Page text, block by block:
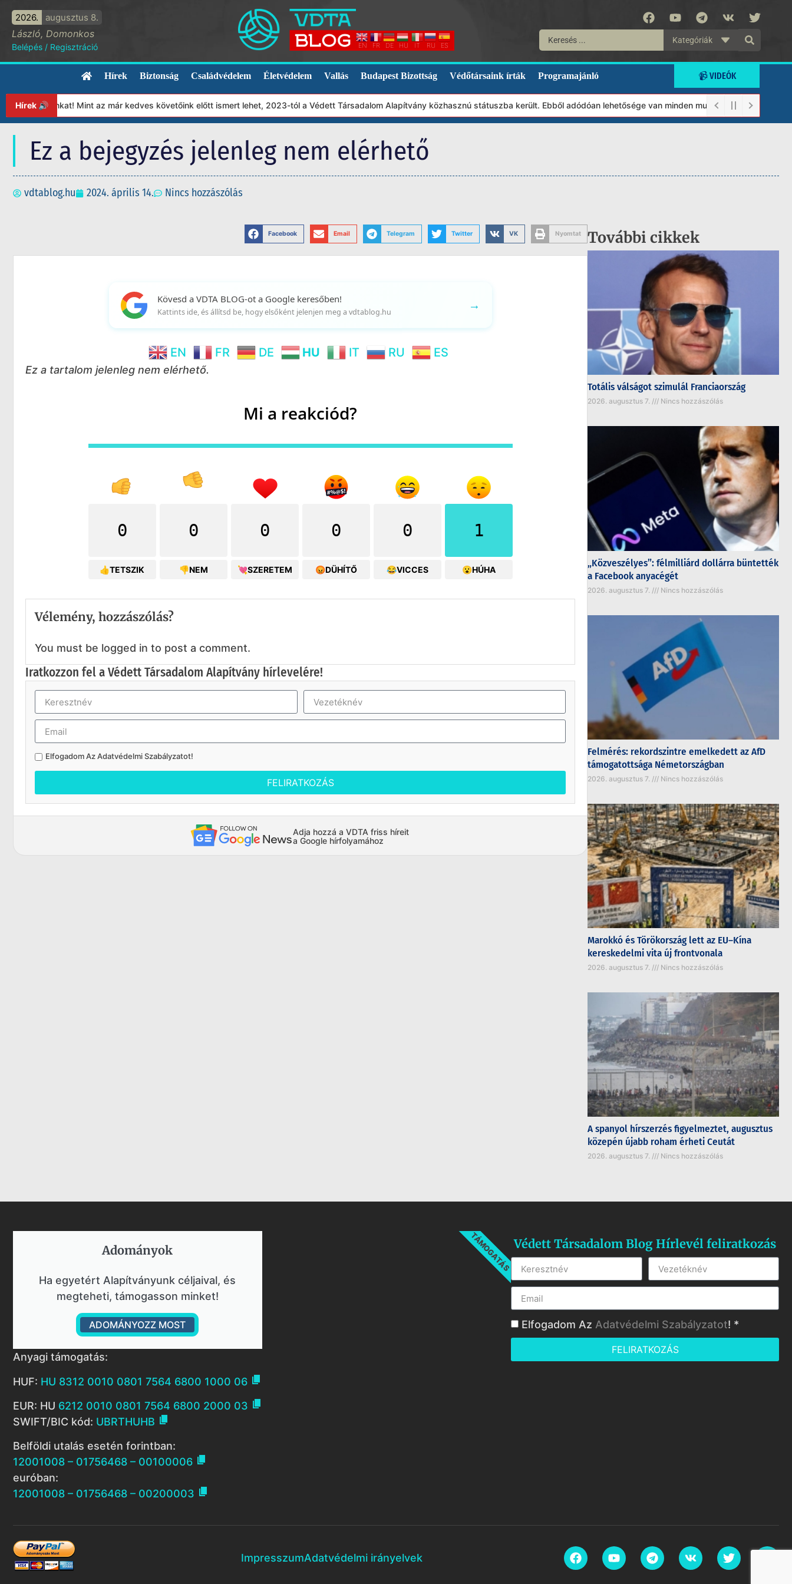
2026. augusztus 8.
László, Domonkos
Belépés / Regisztráció EN FR DE HU IT RU ES
Kategóriák
Hírek Biztonság Családvédelem Életvédelem Vallás Budapest Bizottság Védőtársaink írták Programajánló 📹 VIDEÓK
Hírek 🔊 Mint az már kedves követőink előtt ismert lehet, 2023-tól a Védett Társadalom Alapítvány közhasznú státuszba került. Ebből adódóan lehetősége van minden munkánkat segíteni
Ez a bejegyzés jelenleg nem elérhető
vdtablog.hu 2024. április 14. Nincs hozzászólás
Facebook Email Telegram Twitter VK Nyomtat
Kövesd a VDTA BLOG-ot a Google keresőben!
Kattints ide, és állítsd be, hogy elsőként jelenjen meg a vdtablog.hu →
EN FR DE HU IT RU ES
Ez a tartalom jelenleg nem elérhető.
Mi a reakciód?
0
👍TETSZIK
0
👎NEM
0
💘SZERETEM
0
😡DÜHÍTŐ
0
😂VICCES
1
😮HÚHA
Vélemény, hozzászólás?
You must be logged in to post a comment.
Iratkozzon fel a Védett Társadalom Alapítvány hírlevelére!
Elfogadom AzAdatvédelmi Szabályzatot!
FELIRATKOZÁS
Adja hozzá a VDTA friss híreit
a Google hírfolyamához
További cikkek
Totális válságot szimulál Franciaország
2026. augusztus 7. Nincs hozzászólás
„Közveszélyes”: félmilliárd dollárra büntették
a Facebook anyacégét
2026. augusztus 7. Nincs hozzászólás
Felmérés: rekordszintre emelkedett az AfD
támogatottsága Németországban
2026. augusztus 7. Nincs hozzászólás
Marokkó és Törökország lett az EU–Kína
kereskedelmi vita új frontvonala
2026. augusztus 7. Nincs hozzászólás
A spanyol hírszerzés figyelmeztet, augusztus
közepén újabb roham érheti Ceutát
2026. augusztus 7. Nincs hozzászólás
Adományok​
Ha egyetért Alapítványunk céljaival, és
megteheti, támogasson minket!
ADOMÁNYOZZ MOST
TÁMOGATÁS
Anyagi támogatás:
HUF: HU 8312 0010 0801 7564 6800 1000 06 
EUR: HU 6212 0010 0801 7564 6800 2000 03 
SWIFT/BIC kód: UBRTHUHB 
Belföldi utalás esetén forintban:
12001008 – 01756468 – 00100006 
euróban:
12001008 – 01756468 – 00200003 
Védett Társadalom Blog Hírlevél feliratkozás
Elfogadom Az Adatvédelmi Szabályzatot! *
FELIRATKOZÁS
ImpresszumAdatvédelmi irányelvek